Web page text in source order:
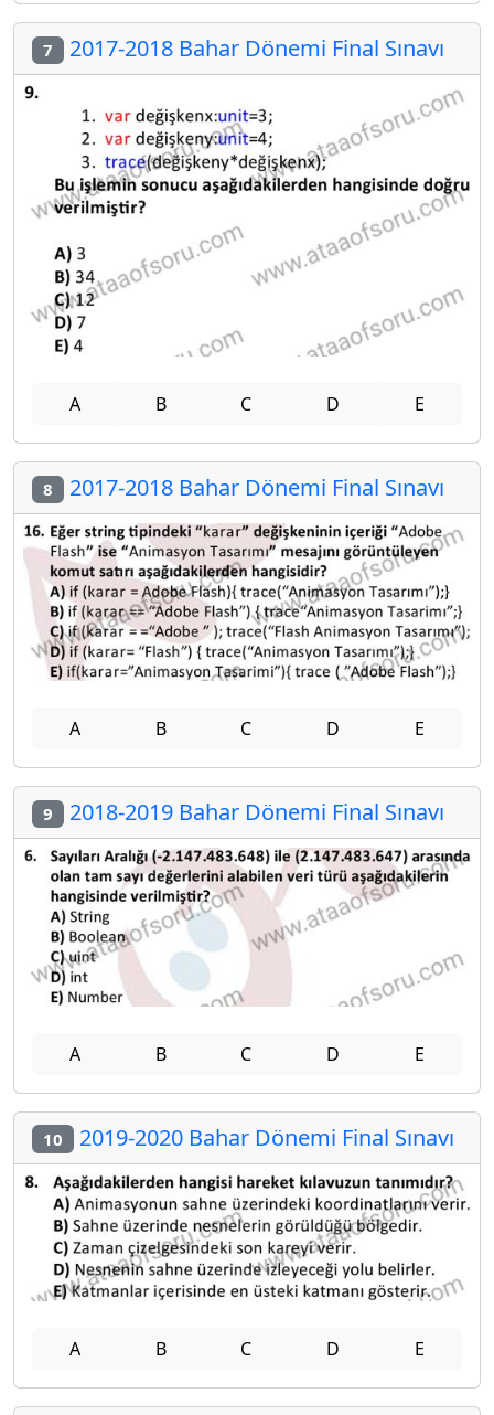
7 2017-2018 Bahar Dönemi Final Sınavı
A B C D E
8 2017-2018 Bahar Dönemi Final Sınavı
A B C D E
9 2018-2019 Bahar Dönemi Final Sınavı
A B C D E
10 2019-2020 Bahar Dönemi Final Sınavı
A B C D E